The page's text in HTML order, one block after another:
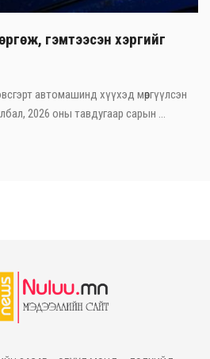
гэмтээсэн хэргийг
автомашинд хүүхэд мөргүүлсэн
2026 оны тавдугаар сарын ...